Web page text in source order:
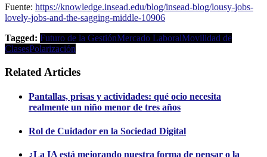
Fuente: https://knowledge.insead.edu/blog/insead-blog/lousy-jobs-
lovely-jobs-and-the-sagging-middle-10906
Tagged: Futuro de la GestiónMercado LaboralMovilidad de
ClasesPolarización
Related Articles
Pantallas, prisas y actividades: qué ocio necesita
realmente un niño menor de tres años
Rol de Cuidador en la Sociedad Digital
¿La IA está mejorando nuestra forma de pensar o la